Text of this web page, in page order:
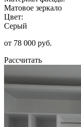
Матовое зеркало
Цвет:
Серый
от 78 000 руб.
Рассчитать